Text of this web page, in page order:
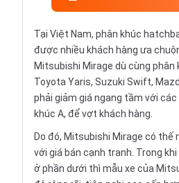
Tại Việt Nam, phân khúc
được nhiều khách hàng ưa
Mitsubishi Mirage dù cùng
Toyota Yaris, Suzuki Swift,
phải giảm giá ngang tầm với
khúc A, để vợt khách hàng.
Do đó, Mitsubishi Mirage có thế
với giá bán cạnh tranh. Trong
ở phần dưới thì mẫu xe của